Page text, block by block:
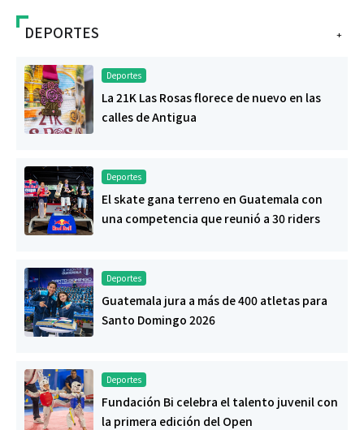
+
DEPORTES
Deportes
La 21K Las Rosas florece de nuevo en las
calles de Antigua
Deportes
El skate gana terreno en Guatemala con
una competencia que reunió a 30 riders
Deportes
Guatemala jura a más de 400 atletas para
Santo Domingo 2026
Deportes
Fundación Bi celebra el talento juvenil con
la primera edición del Open